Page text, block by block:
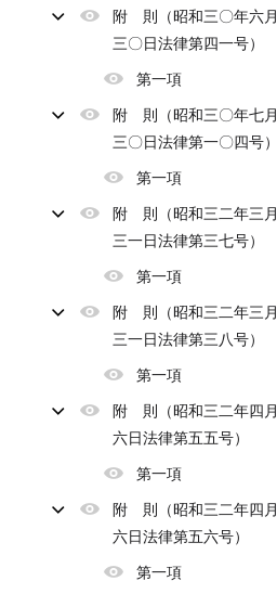
附 則（昭和三〇年六月
三〇日法律第四一号）
第一項
附 則（昭和三〇年七月
三〇日法律第一〇四号）
第一項
附 則（昭和三二年三月
三一日法律第三七号）
第一項
附 則（昭和三二年三月
三一日法律第三八号）
第一項
附 則（昭和三二年四月
六日法律第五五号）
第一項
附 則（昭和三二年四月
六日法律第五六号）
第一項